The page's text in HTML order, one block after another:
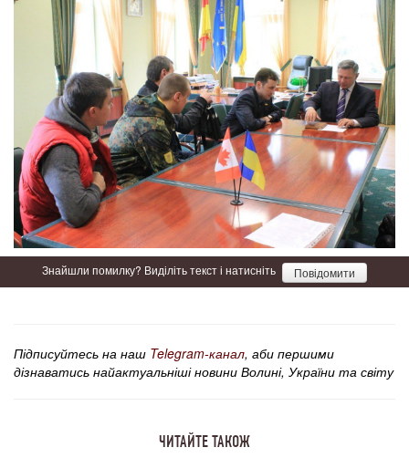
Знайшли помилку? Виділіть текст і натисніть Повідомити
Підписуйтесь на наш Telegram-канал, аби першими
дізнаватись найактуальніші новини Волині, України та світу
ЧИТАЙТЕ ТАКОЖ